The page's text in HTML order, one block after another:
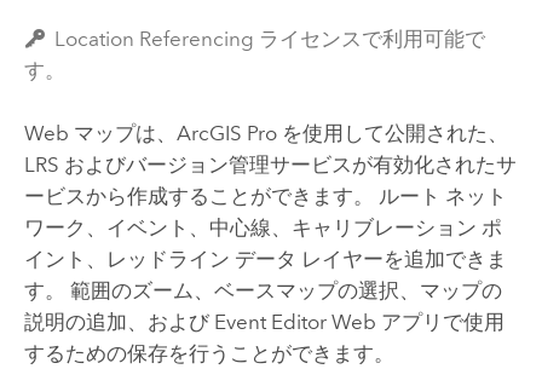
Location Referencing ライセンスで利用可能で
す。
Web マップは、 ArcGIS Proを使用して公開された、
LRS およびバージョン管理サービスが有効化されたサ
ービスから作成することができます。 ルート ネット
ワーク、イベント、中心線、キャリブレーション ポ
イント、レッドライン データ レイヤーを追加できま
す。 範囲のズーム、ベースマップの選択、マップの
説明の追加、および Event EditorWeb アプリで使用
するための保存を行うことができます。